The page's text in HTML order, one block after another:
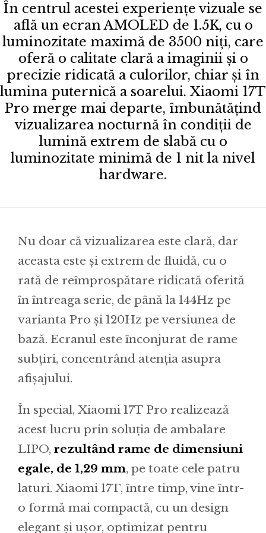
În centrul acestei experiențe vizuale se
află un ecran AMOLED de 1.5K, cu o
luminozitate maximă de 3500 niți, care
oferă o calitate clară a imaginii și o
precizie ridicată a culorilor, chiar și în
lumina puternică a soarelui. Xiaomi 17T
Pro merge mai departe, îmbunătățind
vizualizarea nocturnă în condiții de
lumină extrem de slabă cu o
luminozitate minimă de 1 nit la nivel
hardware.
Nu doar că vizualizarea este clară, dar
aceasta este și extrem de fluidă, cu o
rată de reîmprospătare ridicată oferită
în întreaga serie, de până la 144Hz pe
varianta Pro și 120Hz pe versiunea de
bază. Ecranul este înconjurat de rame
subțiri, concentrând atenția asupra
afișajului.
În special, Xiaomi 17T Pro realizează
acest lucru prin soluția de ambalare
LIPO, rezultând rame de dimensiuni
egale, de 1,29 mm, pe toate cele patru
laturi. Xiaomi 17T, între timp, vine într-
o formă mai compactă, cu un design
elegant și ușor, optimizat pentru